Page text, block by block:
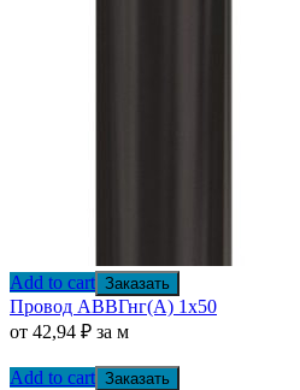
Add to cart Заказать
Провод АВВГнг(А) 1х50
от 42,94 ₽ за м
Add to cart Заказать